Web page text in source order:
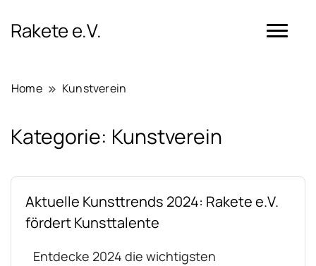
Rakete e.V.
Home Kunstverein
Kategorie: Kunstverein
Aktuelle Kunsttrends 2024: Rakete e.V.
fördert Kunsttalente
Entdecke 2024 die wichtigsten